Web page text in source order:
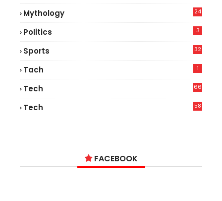
Mythology 24
Politics 3
Sports 32
Tach 1
Tech
66
Tech
58
FACEBOOK